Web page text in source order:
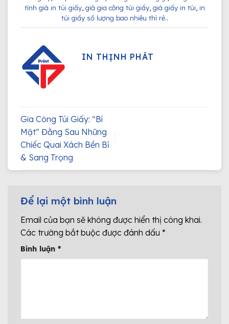
tính giá in túi giấy, giá gia công túi giấy, giá giấy in túi, in
túi giấy số lượng bao nhiêu thì rẻ..
IN THỊNH PHÁT
Gia Công Túi Giấy: “Bí
Mật” Đằng Sau Những
Chiếc Quai Xách Bền Bỉ
& Sang Trọng
Để lại một bình luận
Email của bạn sẽ không được hiển thị công khai.
Các trường bắt buộc được đánh dấu *
Bình luận *